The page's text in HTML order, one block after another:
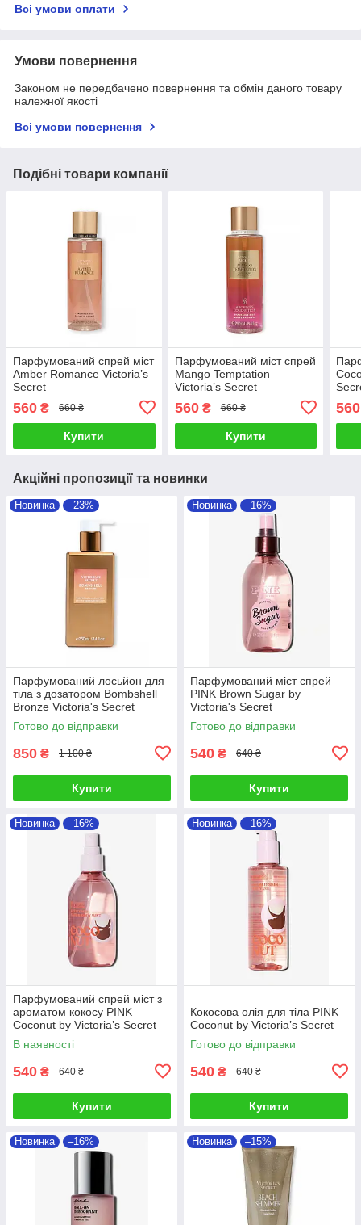
Всі умови оплати
Умови повернення
Законом не передбачено повернення та обмін даного товару
належної якості
Всі умови повернення
Подібні товари компанії
Парфумований спрей міст
Amber Romance Victoria’s
Secret
560 ₴ 660 ₴
Купити
Парфумований міст спрей
Mango Temptation
Victoria’s Secret
560₴ 660 ₴
Купити
560
Акційні пропозиції та новинки
Новинка –23%
Парфумований лосьйон для
тіла з дозатором Bombshell
Bronze Victoria's Secret
Готово до відправки
850 ₴ 1 100 ₴
Купити
Новинка –16%
Парфумований міст спрей
PINK Brown Sugar by
Victoria's Secret
Готово до відправки
540 ₴ 640 ₴
Купити
Новинка –16%
Парфумований спрей міст з
ароматом кокосу PINK
Coconut by Victoria’s Secret
В наявності
540 ₴ 640 ₴
Купити
Новинка –16%
Кокосова олія для тіла PINK
Coconut by Victoria’s Secret
Готово до відправки
540 ₴ 640 ₴
Купити
Новинка –16% Новинка –15%